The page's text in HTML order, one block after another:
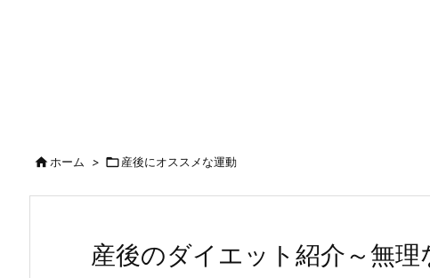
ホーム > 産後にオススメな運動
産後のダイエット紹介～無理